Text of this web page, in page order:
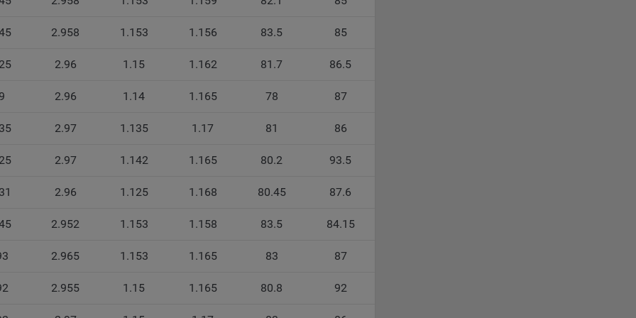
удобства пользователей сайтов;
аналитической информации в обобщенном виде для оценки и
и предоставление персонализированной рекламы пользователю.
(обязательные) файлы cookie, например, применяемые при
Данные файлы cookie используются в целях обеспечения
не могут быть отключены в системах. Вместе с тем, пользователь
сайта могут не работать).
файлы cookie, например, определяющие имя пользователя.
2.958 1.153 1.156 83.5 85
2.96 1.15 1.162 81.7 86.5
2.96 1.14 1.165 78 87
2.97 1.135 1.17 81 86
2.97 1.142 1.165 80.2 93.5
2.96 1.125 1.168 80.45 87.6
2.952 1.153 1.158 83.5 84.15
2.965 1.153 1.165 83 87
2.955 1.15 1.165 80.8 92